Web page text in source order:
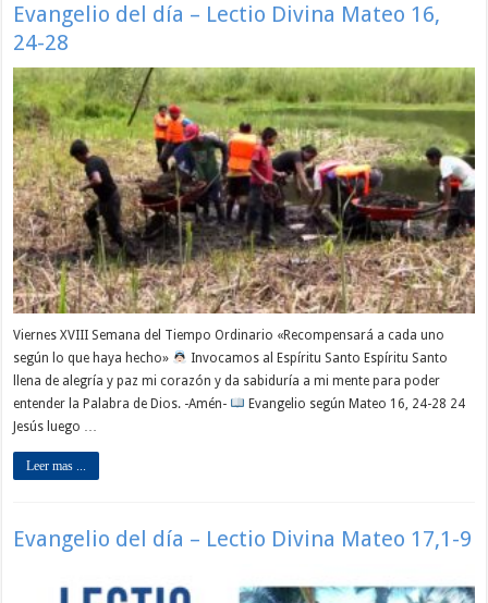
Evangelio del día – Lectio Divina Mateo 16,
24-28
Viernes XVIII Semana del Tiempo Ordinario «Recompensará a cada uno
según lo que haya hecho»
Invocamos al Espíritu Santo Espíritu Santo
llena de alegría y paz mi corazón y da sabiduría a mi mente para poder
entender la Palabra de Dios. -Amén-
Evangelio según Mateo 16, 24-28 24
Jesús luego …
Leer mas ...
Evangelio del día – Lectio Divina Mateo 17,1-9